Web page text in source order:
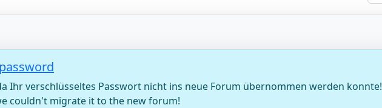
Ihr verschlüsseltes Passwort nicht ins neue Forum übernommen werden konnte!
couldn't migrate it to the new forum!